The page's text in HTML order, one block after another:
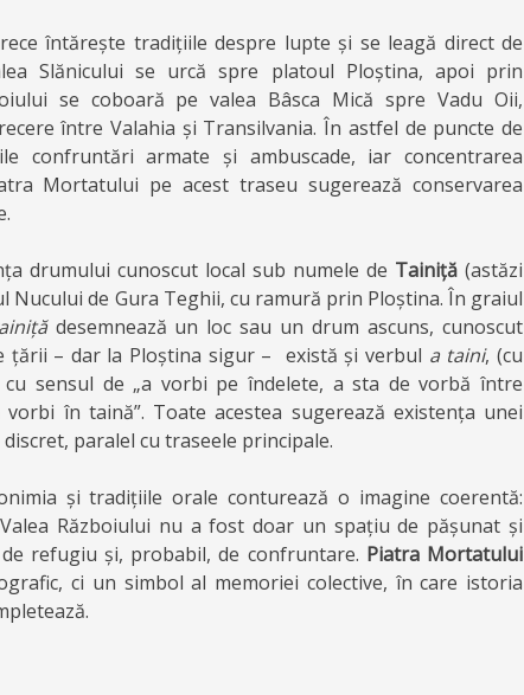
întărește tradițiile despre lupte și se leagă direct de
Slănicului se urcă spre platoul Ploștina, apoi prin
se coboară pe valea Bâsca Mică spre Vadu Oii,
între Valahia și Transilvania. În astfel de puncte de
confruntări armate și ambuscade, iar concentrarea
Mortatului pe acest traseu sugerează conservarea
drumului cunoscut local sub numele de Tainiță (astăzi
Nucului de Gura Teghii, cu ramură prin Ploștina. În graiul
desemnează un loc sau un drum ascuns, cunoscut
țării – dar la Ploștina sigur – există și verbul a taini, (cu
cu sensul de „a vorbi pe îndelete, a sta de vorbă între
în taină”. Toate acestea sugerează existența unei
paralel cu traseele principale.
și tradițiile orale conturează o imagine coerentă:
Războiului nu a fost doar un spațiu de pășunat și
refugiu și, probabil, de confruntare. Piatra Mortatului
ci un simbol al memoriei colective, în care istoria